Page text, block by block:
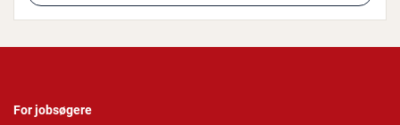
For jobsøgere